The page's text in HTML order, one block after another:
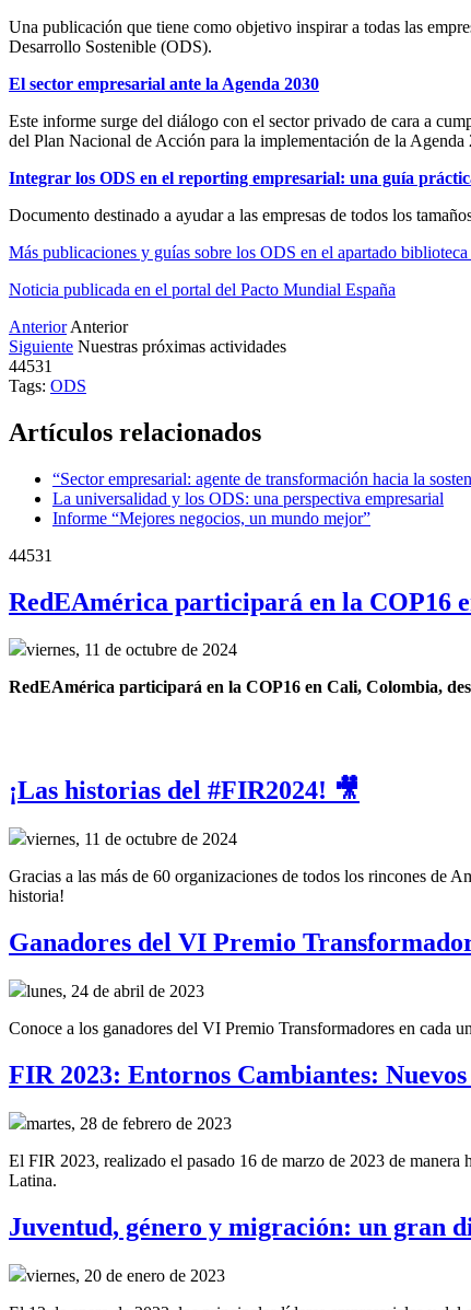
Una publicación que tiene como objetivo inspirar a todas las
Desarrollo Sostenible (ODS).
El sector empresarial ante la Agenda 2030
Este informe surge del diálogo con el sector privado de cara a
del Plan Nacional de Acción para la implementación de la Agenda
Integrar los ODS en el reporting empresarial: una guía
Documento destinado a ayudar a las empresas de todos los
Más publicaciones y guías sobre los ODS en el apartado
Noticia publicada en el portal del Pacto Mundial España
Anterior Anterior
Siguiente Nuestras próximas actividades
44531
Tags: ODS
Artículos relacionados
“Sector empresarial: agente de transformación hacia la
La universalidad y los ODS: una perspectiva empresarial
Informe “Mejores negocios, un mundo mejor”
44531
RedEAmérica participará en la COP16
viernes, 11 de octubre de 2024
RedEAmérica participará en la COP16 en Cali, Colombia,
¡Las historias del #FIR2024! 🎥
viernes, 11 de octubre de 2024
Gracias a las más de 60 organizaciones de todos los rincones de
historia!
Ganadores del VI Premio
lunes, 24 de abril de 2023
Conoce a los ganadores del VI Premio Transformadores en cada
FIR 2023: Entornos Cambiantes:
martes, 28 de febrero de 2023
El FIR 2023, realizado el pasado 16 de marzo de 2023 de
Latina.
Juventud, género y migración: un gran
viernes, 20 de enero de 2023